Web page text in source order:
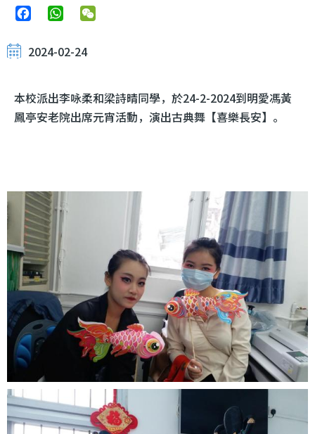
FacebookWhatsApp
2024-02-24
本校派出李咏柔和梁詩晴同學，於24-2-2024到明愛馮黃
鳳亭安老院出席元宵活動，演出古典舞【喜樂長安】。